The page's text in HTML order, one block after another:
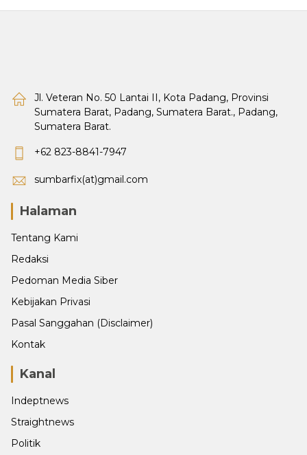
Jl. Veteran No. 50 Lantai II, Kota Padang, Provinsi
Sumatera Barat, Padang, Sumatera Barat., Padang,
Sumatera Barat.
+62 823-8841-7947
sumbarfix(at)gmail.com
Halaman
Tentang Kami
Redaksi
Pedoman Media Siber
Kebijakan Privasi
Pasal Sanggahan (Disclaimer)
Kontak
Kanal
Indeptnews
Straightnews
Politik